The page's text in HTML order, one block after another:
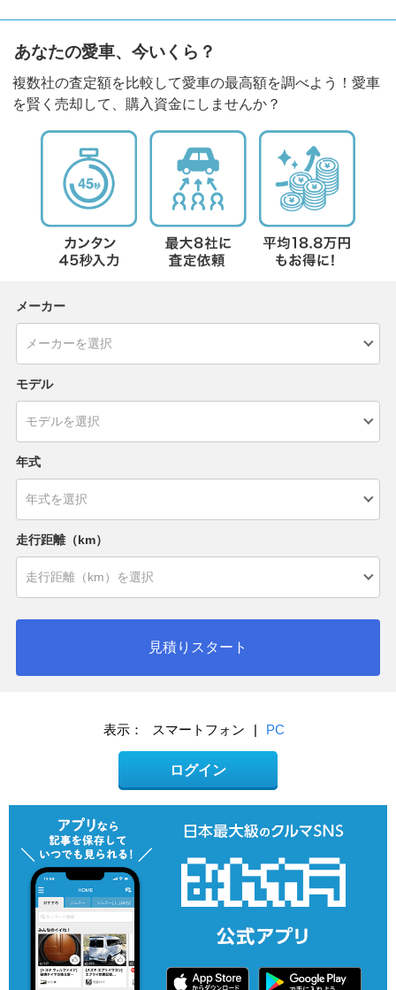
あなたの愛車、今いくら？
複数社の査定額を比較して愛車の最高額を調べよう！愛車
を賢く売却して、購入資金にしませんか？
メーカー
モデル
年式
走行距離（km）
見積りスタート
表示： スマートフォン | PC
ログイン